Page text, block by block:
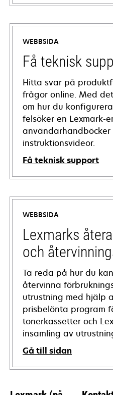
WEBBSIDA
Få teknisk
Hitta svar på
frågor online. Med
om hur du
felsöker en Lexmark-
instruktionsvideor.
Få teknisk support
opens
in
new
tab
WEBBSIDA
Lexmarks
och
Ta reda på hur du
återvinna
utrustning med hjälp
prisbelönta program
tonerkassetter och
insamling av
Gå till sidan